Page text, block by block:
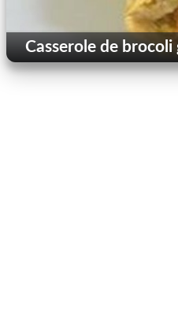
Casserole de brocoli